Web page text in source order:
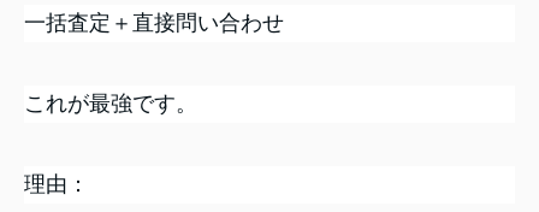
一括査定＋直接問い合わせ
これが最強です。
理由：